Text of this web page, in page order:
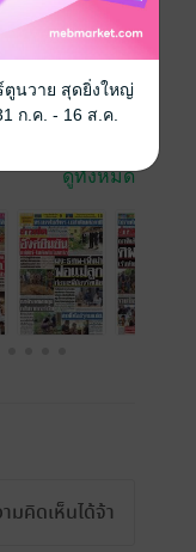
24 กรกฎาคม 2568
16 หน้า
10 บาท
ดูทั้งหมด
มคิดเห็นได้จ้า
ตูนวาย สุดยิ่งใหญ่
ก.ค. - 16 ส.ค.